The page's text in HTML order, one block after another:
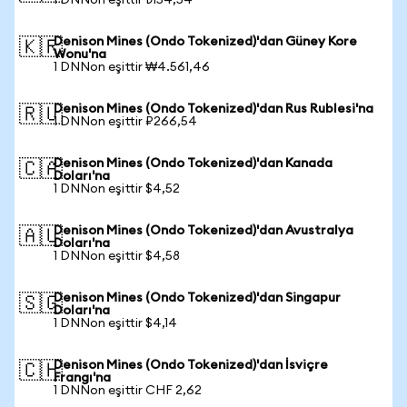
🇰🇷Denison Mines (Ondo Tokenized)'dan Güney Kore
Wonu'na
1 DNNon eşittir ₩4.561,46
🇷🇺Denison Mines (Ondo Tokenized)'dan Rus Rublesi'na
1 DNNon eşittir ₽266,54
🇨🇦Denison Mines (Ondo Tokenized)'dan Kanada
Doları'na
1 DNNon eşittir $4,52
🇦🇺Denison Mines (Ondo Tokenized)'dan Avustralya
Doları'na
1 DNNon eşittir $4,58
🇸🇬Denison Mines (Ondo Tokenized)'dan Singapur
Doları'na
1 DNNon eşittir $4,14
🇨🇭Denison Mines (Ondo Tokenized)'dan İsviçre
Frangı'na
1 DNNon eşittir CHF 2,62